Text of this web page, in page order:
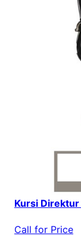
Kursi Direktur
Call for Price